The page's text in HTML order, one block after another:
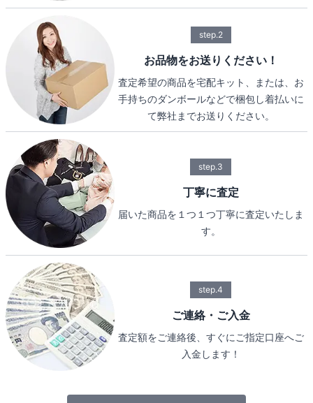
step.2
お品物をお送りください！
査定希望の商品を宅配キット、または、お
手持ちのダンボールなどで梱包し着払いに
て弊社までお送りください。
step.3
丁寧に査定
届いた商品を１つ１つ丁寧に査定いたしま
す。
step.4
ご連絡・ご入金
査定額をご連絡後、すぐにご指定口座へご
入金します！